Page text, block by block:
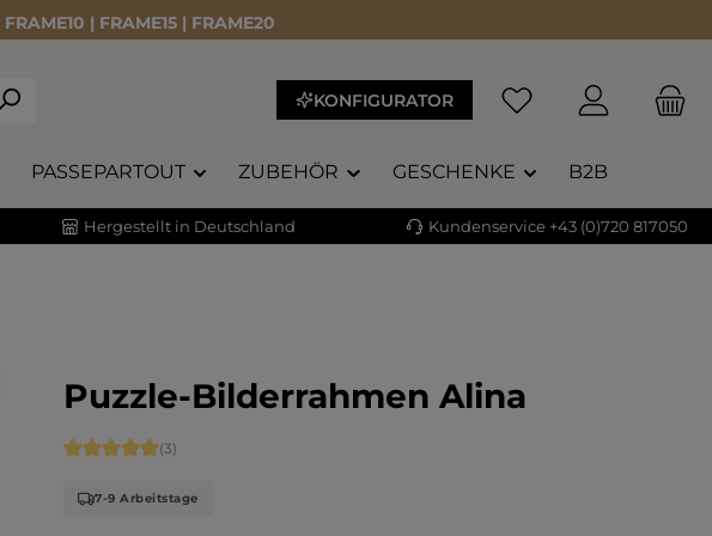
FRAME10 | FRAME15 | FRAME20
KONFIGURATOR
PASSEPARTOUT ZUBEHÖR GESCHENKE B2B
Hergestellt in Deutschland Kundenservice +43 (0)720 817050
Puzzle-Bilderrahmen Alina
Durchschnittliche Bewertung von 5 von 5 Sternen
(3)
7-9 Arbeitstage